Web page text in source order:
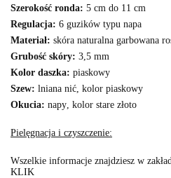
Szerokość ronda: 5 cm do 11 cm
Regulacja: 6 guzików typu napa
Materiał: skóra naturalna garbowana
Grubość skóry: 3,5 mm
Kolor daszka: piaskowy
Szew: lniana nić, kolor piaskowy
Okucia: napy, kolor stare złoto
Pielęgnacja i czyszczenie:
Wszelkie informacje znajdziesz w
KLIK